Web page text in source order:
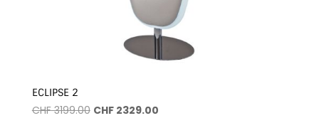
ECLIPSE 2
CHF3199.00 Le
CHF2329.00Le